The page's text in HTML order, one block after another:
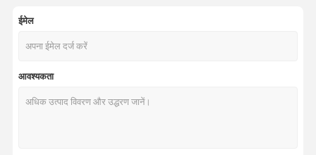
ईमेल
आवश्यकता